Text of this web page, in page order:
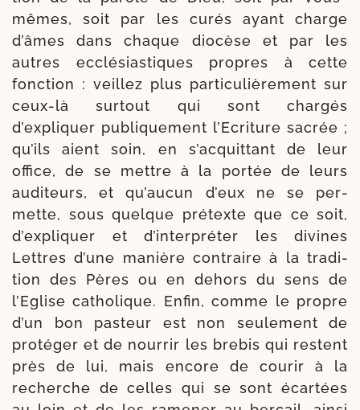
mêmes, soit par les curés ayant charge
d’âmes dans chaque dio­cèse et par les
autres ecclésias­tiques propres à cette
fonc­tion : veillez plus par­ti­cu­liè­re­ment sur
ceux-​là sur­tout qui sont char­gés
d’expliquer publi­que­ment l’Ecriture sacrée ;
qu’ils aient soin, en s’acquittant de leur
office, de se mettre à la por­tée de leurs
audi­teurs, et qu’aucun d’eux ne se per­
mette, sous quelque pré­texte que ce soit,
d’expliquer et d’interpréter les divines
Lettres d’une manière contraire à la tra­di­
tion des Pères ou en dehors du sens de
l’Eglise catho­lique. Enfin, comme le propre
d’un bon pas­teur est non seule­ment de
pro­té­ger et de nour­rir les bre­bis qui res­tent
près de lui, mais encore de cou­rir à la
recherche de celles qui se sont écar­tées